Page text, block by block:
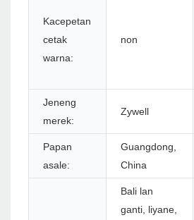
Kacepetan
cetak
warna:
non
Jeneng
merek:
Zywell
Papan
asale:
Guangdong,
China
Bali lan
ganti, liyane,